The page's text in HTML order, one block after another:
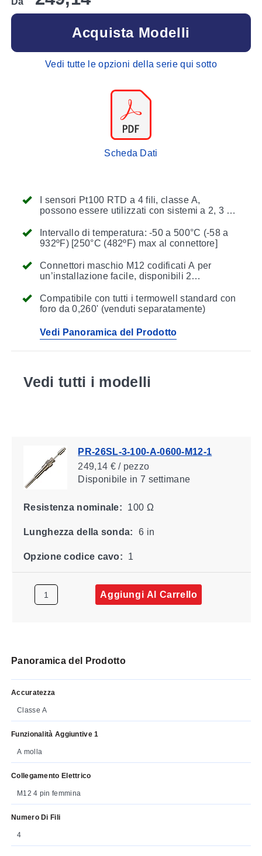
I sensori Pt100 RTD a 4 fili, classe A,
possono essere utilizzati con sistemi a 2, 3 o
Intervallo di temperatura: -50 a 500°C (-58 a
932ºF) [250°C (482ºF) max al connettore]
Connettori maschio M12 codificati A per
un’installazione facile, disponibili 2
Compatibile con tutti i termowell standard con
foro da 0,260' (venduti separatamente)
Vedi Panoramica del Prodotto
Acquista Modelli
Vedi tutte le opzioni della serie qui sotto
Scheda Dati
Vedi tutti i modelli
PR-26SL-3-100-A-0600-M12-1
249,14 € / pezzo
Disponibile in 7 settimane
Resistenza nominale: 100 Ω
Lunghezza della sonda: 6 in
Opzione codice cavo: 1
Aggiungi Al Carrello
Panoramica del Prodotto
Accuratezza
Classe A
Funzionalità Aggiuntive 1
A molla
Collegamento Elettrico
M12 4 pin femmina
Numero Di Fili
4